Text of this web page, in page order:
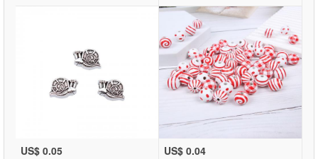
US$ 0.05 US$ 0.04